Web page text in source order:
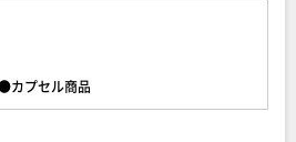
プセル商品